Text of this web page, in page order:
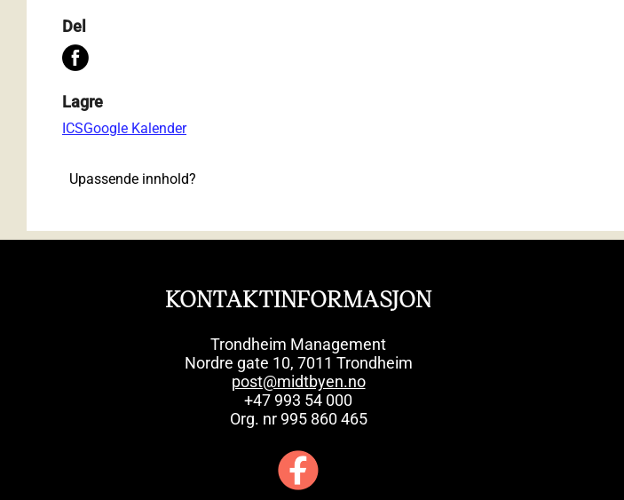
Del
Lagre
ICSGoogle Kalender
Upassende innhold?
KONTAKTINFORMASJON
Trondheim Management
Nordre gate 10, 7011 Trondheim
post@midtbyen.no
+47 993 54 000
Org. nr 995 860 465